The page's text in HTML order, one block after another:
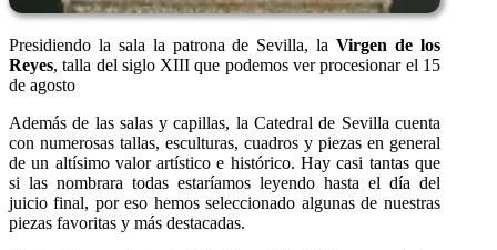
Presidiendo la sala la patrona de Sevilla, laVirgen de los
Reyes, talla del siglo XIII que podemos ver procesionar el 15
de agosto
Además de las salas y capillas, la Catedral de Sevilla cuenta
con numerosas tallas, esculturas, cuadros y piezas en general
de un altísimo valor artístico e histórico. Hay casi tantas que
si las nombrara todas estaríamos leyendo hasta el día del
juicio final, por eso hemos seleccionado algunas de nuestras
piezas favoritas y más destacadas.